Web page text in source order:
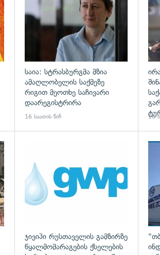
საია: სტრასბურგმა მზია
ამაღლობელის საქმეზე
რიგით მეოთხე საჩივარი
დაარეგისტრირა
16 საათის წინ 16
ჯივიპი რუსთაველის გამზირზე
წყალმომარაგების ქსელების